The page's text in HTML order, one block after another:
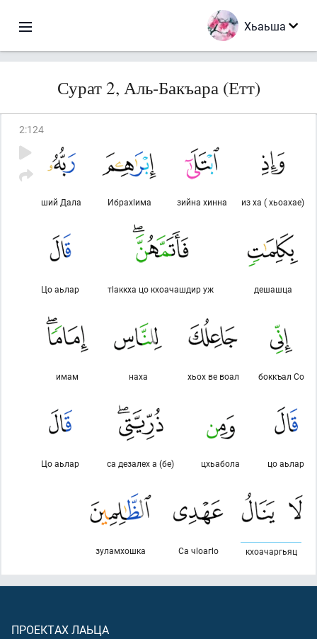
Хьаьша
Сурат 2, Аль-Бакъара (Етт)
2:124
из ха ( хьоахае)
зийна хинна
Ибрахlима
ший Дала
дешашца
тlаккха цо кхоачашдир уж
Цо аьлар
боккъал Со
хьох ве воал
наха
имам
цо аьлар
цхьабола
са дезалех а (бе)
Цо аьлар
кхоачаргьяц
Са чlоагlо
зуламхошка
ПРОЕКТАХ ЛАЬЦА